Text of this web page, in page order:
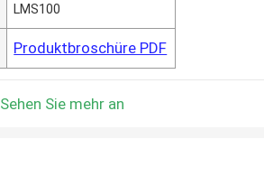
LMS100
Produktbroschüre PDF
Sehen Sie mehr an